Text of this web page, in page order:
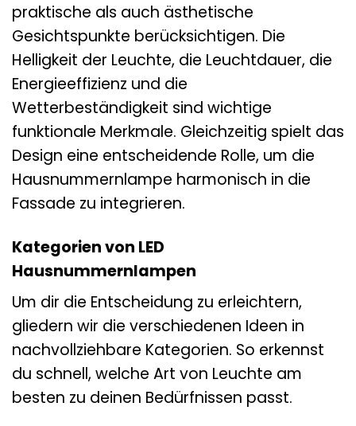
praktische als auch ästhetische
Gesichtspunkte berücksichtigen. Die
Helligkeit der Leuchte, die Leuchtdauer, die
Energieeffizienz und die
Wetterbeständigkeit sind wichtige
funktionale Merkmale. Gleichzeitig spielt das
Design eine entscheidende Rolle, um die
Hausnummernlampe harmonisch in die
Fassade zu integrieren.
Kategorien von LED
Hausnummernlampen
Um dir die Entscheidung zu erleichtern,
gliedern wir die verschiedenen Ideen in
nachvollziehbare Kategorien. So erkennst
du schnell, welche Art von Leuchte am
besten zu deinen Bedürfnissen passt.